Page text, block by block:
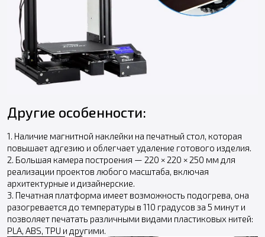
Другие особенности:
1. Наличие магнитной наклейки на печатный стол, которая
повышает адгезию и облегчает удаление готового изделия.
2. Большая камера построения — 220 × 220 × 250 мм для
реализации проектов любого масштаба, включая
архитектурные и дизайнерские.
3. Печатная платформа имеет возможность подогрева, она
разогревается до температуры в 110 градусов за 5 минут и
позволяет печатать различными видами пластиковых нитей:
PLA, ABS, TPU и другими.